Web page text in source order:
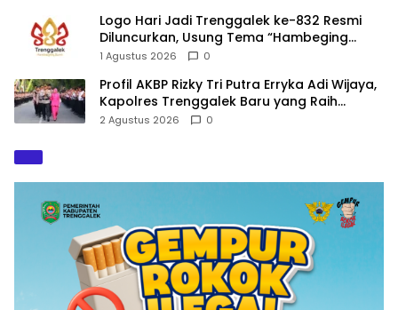
Logo Hari Jadi Trenggalek ke-832 Resmi
Diluncurkan, Usung Tema “Hambeging
Bumi” Gaungkan Harmoni dengan Alam
1 Agustus 2026 0
Profil AKBP Rizky Tri Putra Erryka Adi Wijaya,
Kapolres Trenggalek Baru yang Raih
Hattrick Pin Emas Kapolri
2 Agustus 2026 0